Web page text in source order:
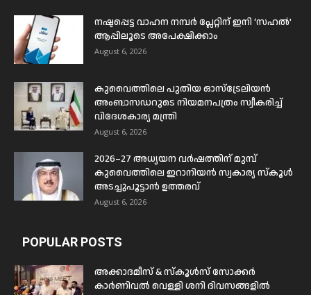
നഷ്ടപ്പെട്ട വാഹന നമ്പർ പ്ലേറ്റിന് ഇനി ‘സഹൽ’
ആപ്പിലൂടെ അപേക്ഷിക്കാം
August 6, 2026
കുവൈത്തിലെ പുതിയ ഓസ്ട്രേലിയൻ
അംബാസഡറുടെ നിയമനപത്രം സ്വീകരിച്ച്
വിദേശകാര്യ മന്ത്രി
August 6, 2026
2026–27 അധ്യയന വർഷത്തിന് മുമ്പ്
കുവൈത്തിലെ ഇറാനിയൻ സ്വകാര്യ സ്കൂൾ
അടച്ചുപൂട്ടാൻ ഉത്തരവ്
August 6, 2026
POPULAR POSTS
അക്കാദമീസ് & സ്കൂൾസ് സോക്കർ
കാർണിവൽ വെള്ളി ശനി ദിവസങ്ങളിൽ